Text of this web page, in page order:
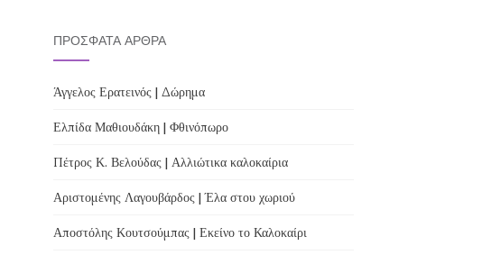
ΠΡΌΣΦΑΤΑ ΆΡΘΡΑ
Άγγελος Ερατεινός | Δώρημα
Ελπίδα Μαθιουδάκη | Φθινόπωρο
Πέτρος Κ. Βελούδας | Αλλιώτικα καλοκαίρια
Αριστομένης Λαγουβάρδος | Έλα στου χωριού
Αποστόλης Κουτσούμπας | Εκείνο το Καλοκαίρι